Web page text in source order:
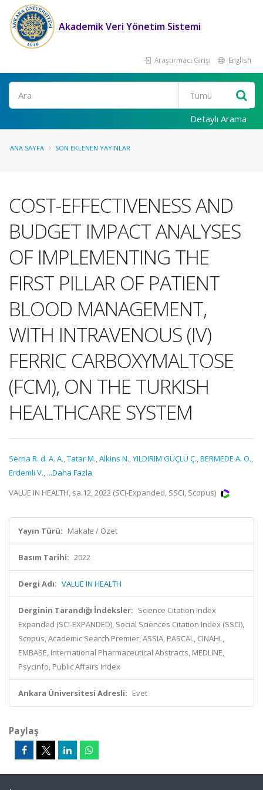
Akademik Veri Yönetim Sistemi
Araştırmacı Girişi English
Ara
Detaylı Arama
ANA SAYFA SON EKLENEN YAYINLAR
COST-EFFECTIVENESS AND
BUDGET IMPACT ANALYSES
OF IMPLEMENTING THE
FIRST PILLAR OF PATIENT
BLOOD MANAGEMENT,
WITH INTRAVENOUS (IV)
FERRIC CARBOXYMALTOSE
(FCM), ON THE TURKISH
HEALTHCARE SYSTEM
Serna R. d. A. A.,Tatar M.,Alkins N.,YILDIRIM GÜÇLÜ Ç.,BERMEDE A. O.,
Erdemli V., ...Daha Fazla
VALUE IN HEALTH, sa.12, 2022 (SCI-Expanded, SSCI, Scopus)
Yayın Türü: Makale / Özet
Basım Tarihi: 2022
Dergi Adı: VALUE IN HEALTH
Derginin Tarandığı İndeksler: Science Citation Index
Expanded (SCI-EXPANDED), Social Sciences Citation Index (SSCI),
Scopus, Academic Search Premier, ASSIA, PASCAL, CINAHL,
EMBASE, International Pharmaceutical Abstracts, MEDLINE,
Psycinfo, Public Affairs Index
Ankara Üniversitesi Adresli: Evet
Paylaş